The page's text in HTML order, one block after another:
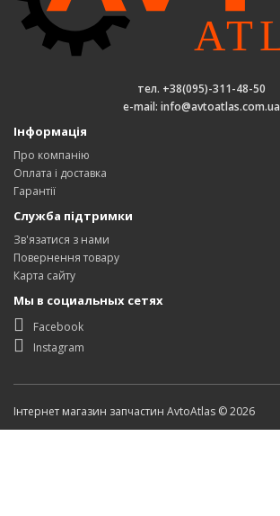
тел. +38(095)-311-48-50
e-mail: info@avtoatlas.com.ua
Інформація
Про компанію
Оплата і доставка
Гарантії
Служба підтримки
Зв'язатися з нами
Повернення товару
Карта сайту
Мы в социальных сетях
Facebook
Instagram
Інтернет магазин запчастин AvtoAtlas © 2026